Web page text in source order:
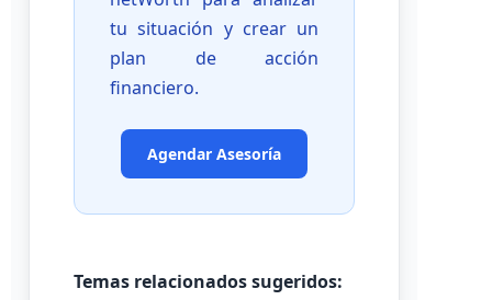
tu situación y crear un
plan de acción
financiero.
Agendar Asesoría
Temas relacionados sugeridos: